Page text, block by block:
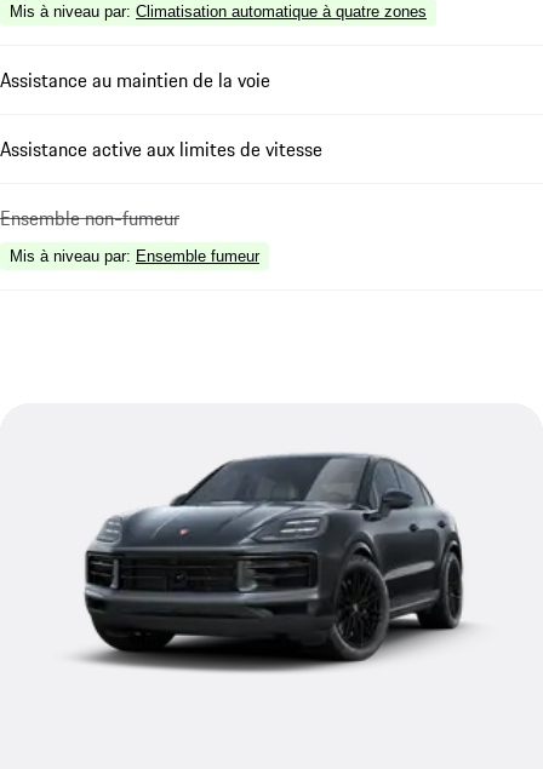
Mis à niveau par: Climatisation automatique à quatre zones
Assistance au maintien de la voie
Assistance active aux limites de vitesse
Ensemble non-fumeur
Mis à niveau par: Ensemble fumeur